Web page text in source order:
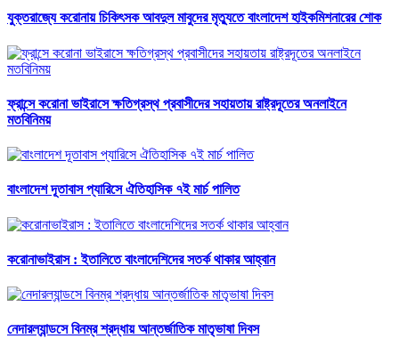
যুক্তরাজ্যে করোনায় চিকিৎসক আবদুল মাবুদের মৃত্যুতে বাংলাদেশ হাইকমিশনারের শোক
ফ্রান্সে করোনা ভাইরাসে ক্ষতিগ্রস্থ প্রবাসীদের সহায়তায় রাষ্ট্রদূতের অনলাইনে
মতবিনিময়
বাংলাদেশ দূতাবাস প্যারিসে ঐতিহাসিক ৭ই মার্চ পালিত
করোনাভাইরাস : ইতালিতে বাংলাদেশিদের সতর্ক থাকার আহ্বান
নেদারল্যান্ডসে বিনম্র শ্রদ্ধায় আন্তর্জাতিক মাতৃভাষা দিবস